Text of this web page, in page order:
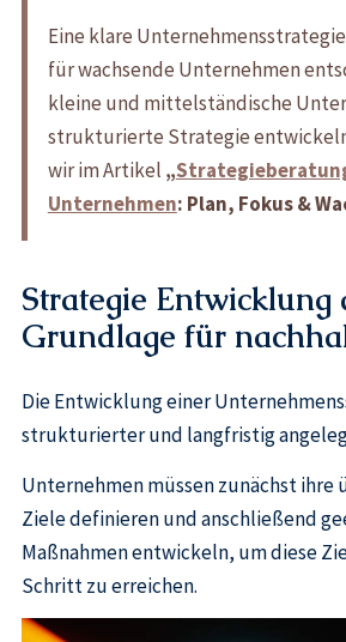
Eine klare
für wachsende Unternehmen
kleine und mittelständische
strukturierte Strategie
wir im Artikel „
Unternehmen: Plan, Fokus &
Strategie Entwicklung
Grundlage für
Die Entwicklung einer
strukturierter und langfristig
Unternehmen müssen zunächst ihre
Ziele definieren und anschließend
Maßnahmen entwickeln, um diese
Schritt zu erreichen.